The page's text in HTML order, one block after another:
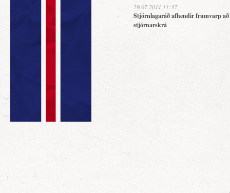
29.07.2011 11:37
Stjórnlagaráð afhendir frumvarp
stjórnarskrá